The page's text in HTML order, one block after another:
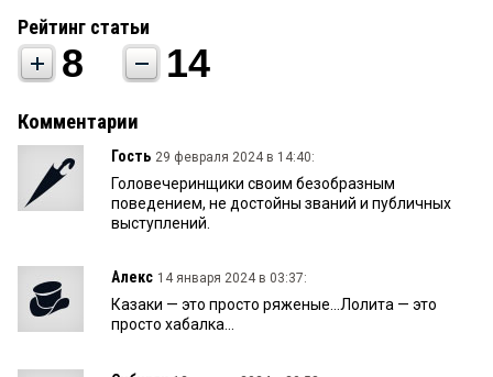
Рейтинг статьи
8 14
Комментарии
Гость 29 февраля 2024 в 14:40:
Головечеринщики своим безобразным
поведением, не достойны званий и публичных
выступлений.
Алекс 14 января 2024 в 03:37:
Казаки — это просто ряженые...Лолита — это
просто хабалка...